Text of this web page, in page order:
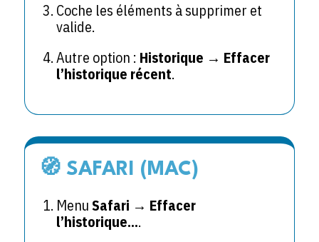
Coche les éléments à supprimer et
valide.
Autre option : Historique → Effacer
l’historique récent.
🧭 SAFARI (MAC)
MenuSafari → Effacer
l’historique….